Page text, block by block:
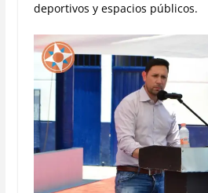
deportivos y espacios públicos.